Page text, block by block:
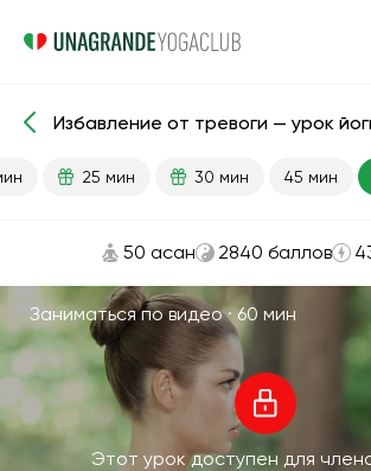
Готовые уроки Депрессия
Избавление от тревоги — урок
25 мин 30 мин 45 мин
50 асан 2840 баллов
Заниматься по видео ·60 мин
Этот урок доступен для